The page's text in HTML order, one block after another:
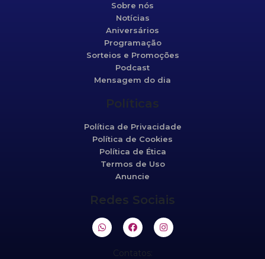
Sobre nós
Notícias
Aniversários
Programação
Sorteios e Promoções
Podcast
Mensagem do dia
Políticas
Política de Privacidade
Política de Cookies
Política de Ética
Termos de Uso
Anuncie
Redes Sociais
Contatos: